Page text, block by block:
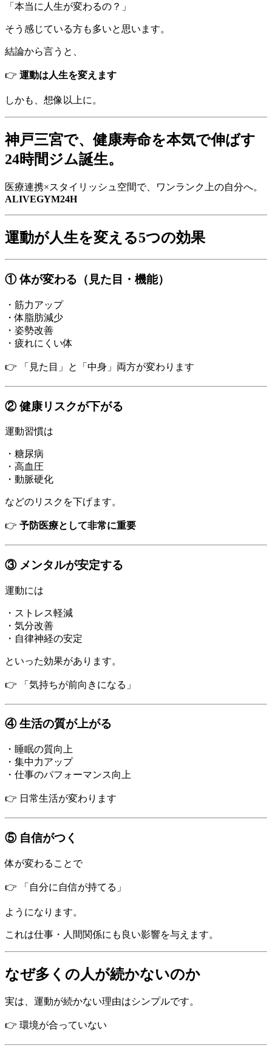
「本当に人生が変わるの？」
そう感じている方も多いと思います。
結論から言うと、
👉 運動は人生を変えます
しかも、想像以上に。
神戸三宮で、健康寿命を本気で伸ばす
24時間ジム誕生。
医療連携×スタイリッシュ空間で、ワンランク上の自分へ。
ALIVEGYM24H
運動が人生を変える5つの効果
① 体が変わる（見た目・機能）
・筋力アップ
・体脂肪減少
・姿勢改善
・疲れにくい体
👉 「見た目」と「中身」両方が変わります
② 健康リスクが下がる
運動習慣は
・糖尿病
・高血圧
・動脈硬化
などのリスクを下げます。
👉 予防医療として非常に重要
③ メンタルが安定する
運動には
・ストレス軽減
・気分改善
・自律神経の安定
といった効果があります。
👉 「気持ちが前向きになる」
④ 生活の質が上がる
・睡眠の質向上
・集中力アップ
・仕事のパフォーマンス向上
👉 日常生活が変わります
⑤ 自信がつく
体が変わることで
👉 「自分に自信が持てる」
ようになります。
これは仕事・人間関係にも良い影響を与えます。
なぜ多くの人が続かないのか
実は、運動が続かない理由はシンプルです。
👉 環境が合っていない